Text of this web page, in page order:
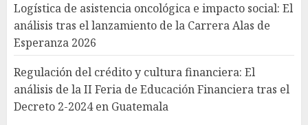
Logística de asistencia oncológica e impacto social: El
análisis tras el lanzamiento de la Carrera Alas de
Esperanza 2026
Regulación del crédito y cultura financiera: El
análisis de la II Feria de Educación Financiera tras el
Decreto 2-2024 en Guatemala